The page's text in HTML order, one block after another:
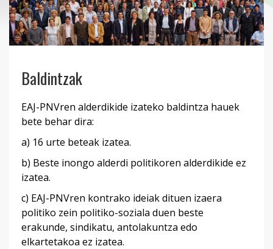
Baldintzak
EAJ-PNVren alderdikide izateko baldintza hauek
bete behar dira:
a) 16 urte beteak izatea.
b) Beste inongo alderdi politikoren alderdikide ez
izatea.
c) EAJ-PNVren kontrako ideiak dituen izaera
politiko zein politiko-soziala duen beste
erakunde, sindikatu, antolakuntza edo
elkartetakoa ez izatea.